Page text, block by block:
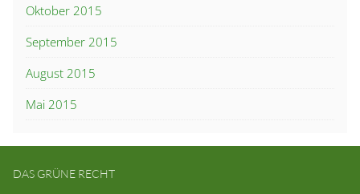
Oktober 2015
September 2015
August 2015
Mai 2015
DAS GRÜNE RECHT